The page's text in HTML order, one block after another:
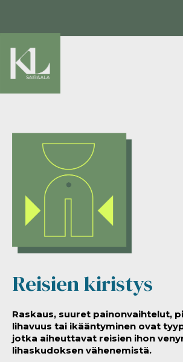
Reisien kiristys
Raskaus, suuret painonvaihtelut,
lihavuus tai ikääntyminen ovat
jotka aiheuttavat reisien ihon
lihaskudoksen vähenemistä.